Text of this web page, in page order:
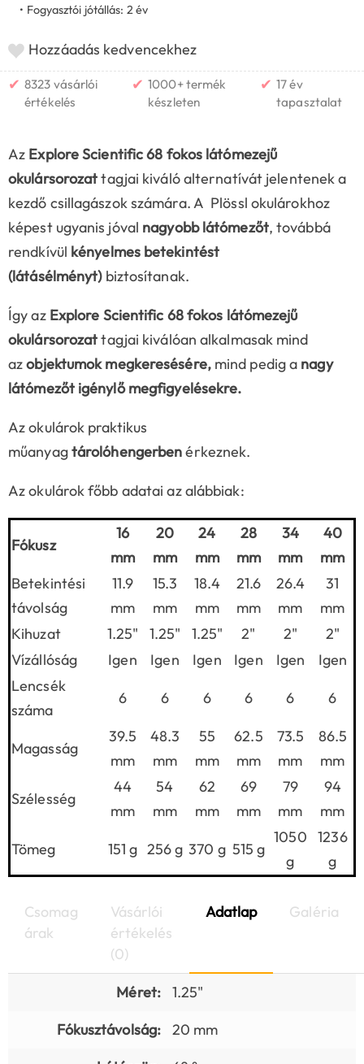
• Fogyasztói jótállás: 2 év
Hozzáadás kedvencekhez
✔ 8323 vásárlói
értékelés
✔ 1000+ termék
készleten
✔ 17 év
tapasztalat
Az Explore Scientific 68 fokos látómezejű
okulársorozattagjai kiváló alternatívát jelentenek a
kezdő csillagászok számára. A Plössl okulárokhoz
képest ugyanis jóval nagyobb látómezőt, továbbá
rendkívül kényelmes betekintést
(látásélményt)biztosítanak.
Így az Explore Scientific 68 fokos látómezejű
okulársorozattagjai kiválóan alkalmasak mind
azobjektumok megkeresésére, mind pedig a nagy
látómezőt igénylő megfigyelésekre.
Az okulárok praktikus
műanyagtárolóhengerbenérkeznek.
Az okulárok főbb adatai az alábbiak:
Fókusz
16
mm
20
mm
24
mm
28
mm
34
mm
40
mm
Betekintési
távolság
11.9
mm
15.3
mm
18.4
mm
21.6
mm
26.4
mm
31
mm
Kihuzat
1.25" 1.25" 1.25" 2" 2"
2"
Vízállóság
Igen Igen Igen Igen Igen
Igen
Lencsék
száma
6 6 6 6 6 6
Magasság
39.5
mm
48.3
mm
55
mm
62.5
mm
73.5
mm
86.5
mm
Szélesség
44
mm
54
mm
62
mm
69
mm
79
mm
94
mm
Tömeg 151 g 256 g 370 g 515 g
1050
g
1236
g
Csomag
árak
Vásárlói
értékelés
(0)
Adatlap Galéria
Méret:
1.25"
Fókusztávolság:
20 mm